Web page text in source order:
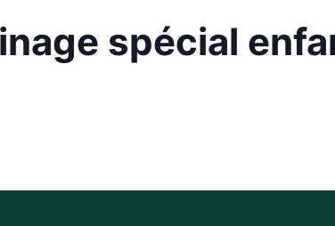
spécial